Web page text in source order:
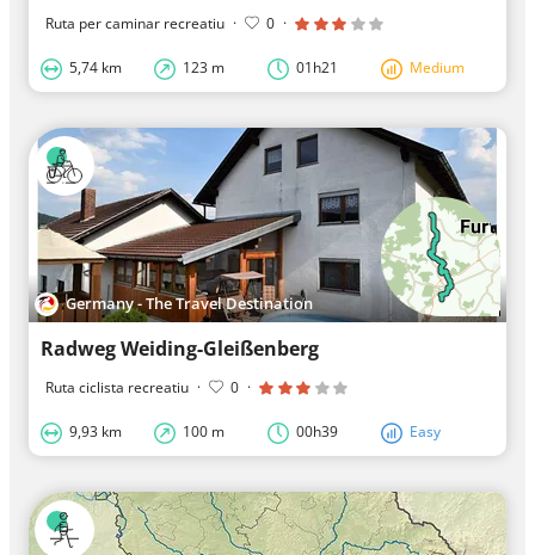
Ruta per caminar recreatiu · 0 ·
5,74 km 123 m 01h21 Medium
Germany - The Travel Destination
Radweg Weiding-Gleißenberg
Ruta ciclista recreatiu · 0 ·
9,93 km 100 m 00h39 Easy